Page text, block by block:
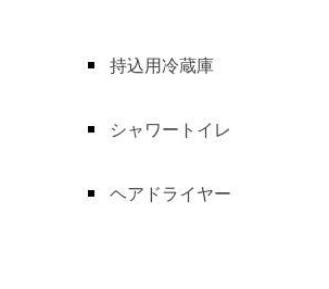
持込用冷蔵庫
シャワートイレ
ヘアドライヤー